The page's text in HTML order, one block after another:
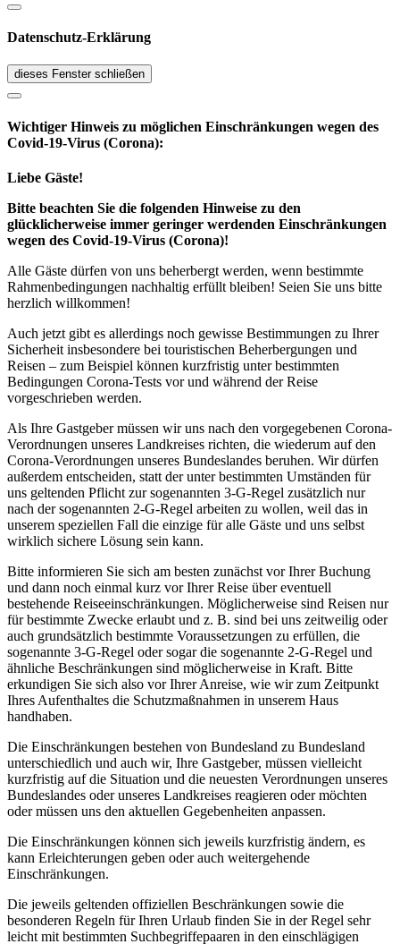
Datenschutz-Erklärung
dieses Fenster schließen
Wichtiger Hinweis zu möglichen Ein­schränk­ungen wegen des
Covid-19-Virus (Corona):
Liebe Gäste!
Bitte beachten Sie die folgenden Hinweise zu den
glücklicherweise immer geringer werdenden Einschränkungen
wegen des Covid-19-Virus (Corona)!
Alle Gäste dürfen von uns beherbergt werden, wenn bestimmte
Rahmenbedingungen nachhaltig erfüllt bleiben! Seien Sie uns bitte
herzlich willkommen!
Auch jetzt gibt es allerdings noch gewisse Bestimmungen zu Ihrer
Sicherheit insbesondere bei touristischen Beherbergungen und
Reisen – zum Beispiel können kurzfristig unter bestimmten
Bedingungen Corona-Tests vor und während der Reise
vorgeschrieben werden.
Als Ihre Gastgeber müssen wir uns nach den vorgegebenen Corona-
Verordnungen unseres Landkreises richten, die wiederum auf den
Corona-Verordnungen unseres Bundeslandes beruhen. Wir dürfen
außerdem entscheiden, statt der unter bestimmten Umständen für
uns geltenden Pflicht zur sogenannten 3-G-Regel zusätzlich nur
nach der sogenannten 2-G-Regel arbeiten zu wollen, weil das in
unserem speziellen Fall die einzige für alle Gäste und uns selbst
wirklich sichere Lösung sein kann.
Bitte informieren Sie sich am besten zunächst vor Ihrer Buchung
und dann noch einmal kurz vor Ihrer Reise über eventuell
bestehende Reiseeinschränkungen. Möglicherweise sind Reisen nur
für bestimmte Zwecke erlaubt und z. B. sind bei uns zeitweilig oder
auch grundsätzlich bestimmte Voraussetzungen zu erfüllen, die
sogenannte 3-G-Regel oder sogar die sogenannte 2-G-Regel und
ähnliche Beschränkungen sind möglicherweise in Kraft. Bitte
erkundigen Sie sich also vor Ihrer Anreise, wie wir zum Zeitpunkt
Ihres Aufenthaltes die Schutzmaßnahmen in unserem Haus
handhaben.
Die Einschränkungen bestehen von Bundesland zu Bundesland
unterschiedlich und auch wir, Ihre Gastgeber, müssen vielleicht
kurzfristig auf die Situation und die neuesten Verordnungen unseres
Bundeslandes oder unseres Landkreises reagieren oder möchten
oder müssen uns den aktuellen Gegebenheiten anpassen.
Die Einschränkungen können sich jeweils kurzfristig ändern, es
kann Erleichterungen geben oder auch weitergehende
Einschränkungen.
Die jeweils geltenden offiziellen Beschränkungen sowie die
besonderen Regeln für Ihren Urlaub finden Sie in der Regel sehr
leicht mit bestimmten Suchbegriffepaaren in den einschlägigen